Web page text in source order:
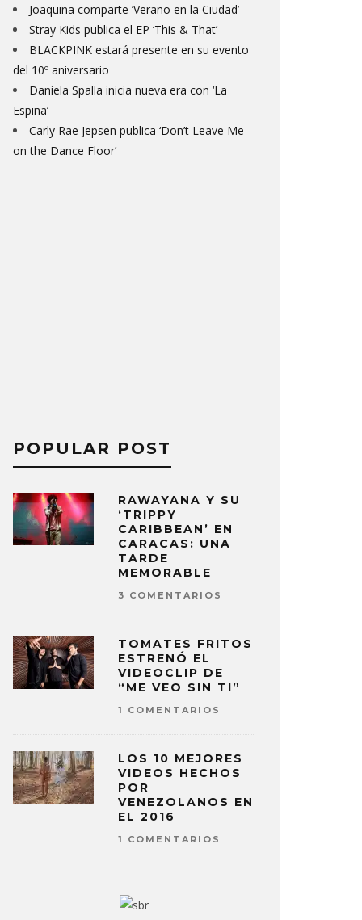
VENEZOLANAS
MATEOS 14 FEBRERO, 2017
Joaquina comparte ‘Verano en la Ciudad’
Stray Kids publica el EP ‘This & That’
BLACKPINK estará presente en su evento
del 10º aniversario
Daniela Spalla inicia nueva era con ‘La
Espina’
Carly Rae Jepsen publica ‘Don’t Leave Me
on the Dance Floor’
POPULAR POST
RAWAYANA Y SU
‘TRIPPY
CARIBBEAN’ EN
CARACAS: UNA
TARDE
MEMORABLE
3 COMENTARIOS
TOMATES FRITOS
ESTRENÓ EL
VIDEOCLIP DE
“ME VEO SIN TI”
1 COMENTARIOS
LOS 10 MEJORES
VIDEOS HECHOS
POR
VENEZOLANOS EN
EL 2016
1 COMENTARIOS